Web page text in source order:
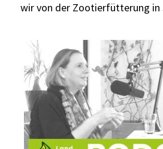
wir von der Zootierfütterung in